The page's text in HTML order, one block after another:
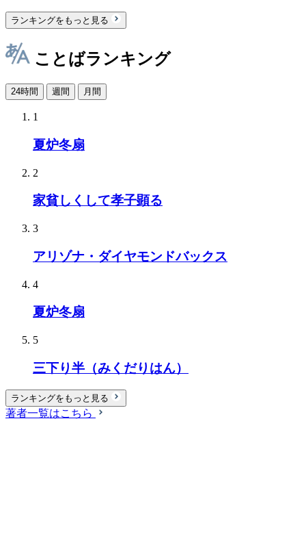
ランキングをもっと見る
ことばランキング
24時間 週間 月間
1
夏炉冬扇
2
家貧しくして孝子顕る
3
アリゾナ・ダイヤモンドバックス
4
夏炉冬扇
5
三下り半（みくだりはん）
ランキングをもっと見る
著者一覧はこちら